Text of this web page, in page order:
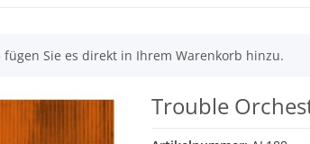
Sie es direkt in Ihrem Warenkorb hinzu.
Trouble